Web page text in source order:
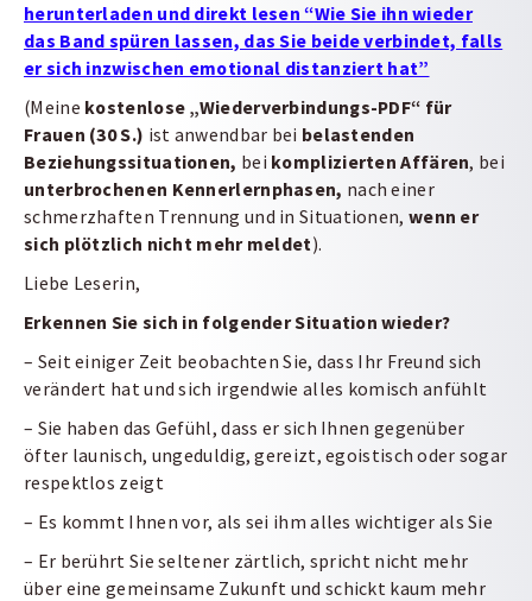
herunterladen und direkt lesen “Wie Sie ihn wieder
das Band spüren lassen, das Sie beide verbindet, falls
er sich inzwischen emotional distanziert hat”
(Meine kostenlose „Wiederverbindungs-PDF“ für
Frauen (30 S.) ist anwendbar bei belastenden
Beziehungssituationen, bei komplizierten Affären, bei
unterbrochenen Kennerlernphasen, nach einer
schmerzhaften Trennung und in Situationen, wenn er
sich plötzlich nicht mehr meldet).
Liebe Leserin,
Erkennen Sie sich in folgender Situation wieder?
– Seit einiger Zeit beobachten Sie, dass Ihr Freund sich
verändert hat und sich irgendwie alles komisch anfühlt
– Sie haben das Gefühl, dass er sich Ihnen gegenüber
öfter launisch, ungeduldig, gereizt, egoistisch oder sogar
respektlos zeigt
– Es kommt Ihnen vor, als sei ihm alles wichtiger als Sie
– Er berührt Sie seltener zärtlich, spricht nicht mehr
über eine gemeinsame Zukunft und schickt kaum mehr